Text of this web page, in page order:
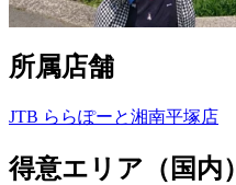
所属店舗
JTB ららぽーと湘南平塚店
得意エリア（国内）